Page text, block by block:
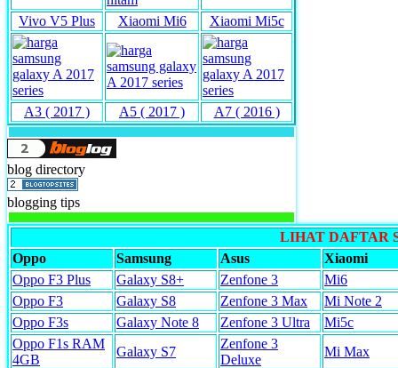
Vivo V5 Plus Xiaomi Mi6 Xiaomi Mi5c
A3 ( 2017 ) A5 ( 2017 ) A7 ( 2016 )
blog directory
blogging tips
LIHAT DAFTAR
Oppo
Samsung Asus
Xiaomi
Oppo F3 Plus
Galaxy S8+ Zenfone 3
Mi6
Oppo F3
Galaxy S8 Zenfone 3 Max
Mi Note 2
Oppo F3s
Galaxy Note 8 Zenfone 3 Ultra
Mi5c
Oppo F1s RAM
4GB
Galaxy S7
Zenfone 3
Deluxe
Mi Max